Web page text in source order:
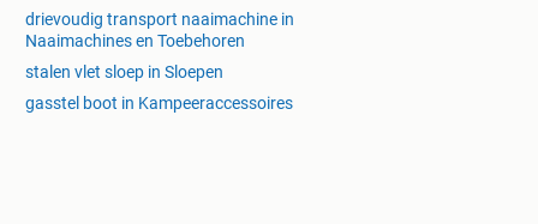
drievoudig transport naaimachine in
Naaimachines en Toebehoren
stalen vlet sloep in Sloepen
gasstel boot in Kampeeraccessoires